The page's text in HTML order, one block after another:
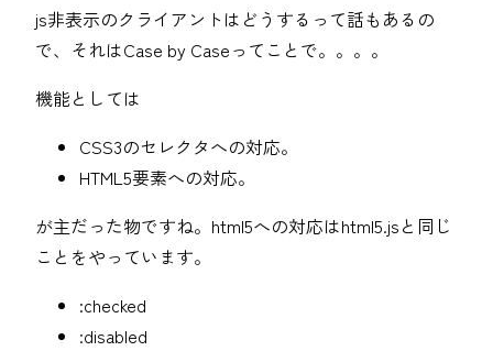
js非表示のクライアントはどうするって話もあるの
で、それはCase by Caseってことで。。。。
機能としては
CSS3のセレクタへの対応。
HTML5要素への対応。
が主だった物ですね。html5への対応はhtml5.jsと同じ
ことをやっています。
:checked
:disabled